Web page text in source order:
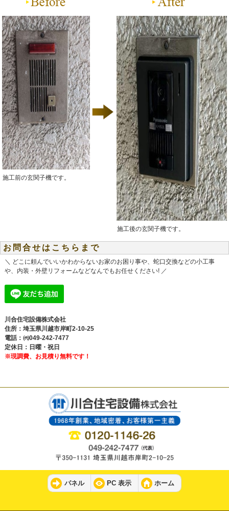
施工前の玄関子機です。
施工後の玄関子機です。
お問合せはこちらまで
＼ どこに頼んでいいかわからないお家のお困り事や、蛇口交換などの小工事
や、内装・外壁リフォームなどなんでもお任せください! ／
川合住宅設備株式会社
住所：埼玉県川越市岸町2-10-25
電話：㈹049-242-7477
定休日：日曜・祝日
※現調費、お見積り無料です！
パネル PC 表示 ホーム